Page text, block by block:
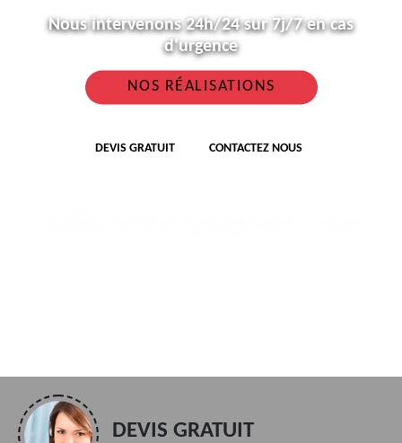
Nous intervenons 24h/24 sur 7j/7 en cas
d'urgence
NOS RÉALISATIONS
DEVIS GRATUIT CONTACTEZ NOUS
DEVIS GRATUIT